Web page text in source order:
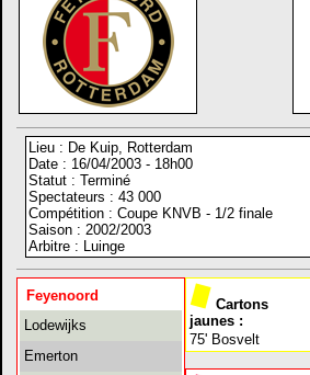
Lieu : De Kuip, Rotterdam
Date : 16/04/2003 - 18h00
Statut : Terminé
Spectateurs : 43 000
Compétition : Coupe KNVB - 1/2 finale
Saison : 2002/2003
Arbitre : Luinge
Feyenoord
Lodewijks
Emerton
Cartons
jaunes :
75' Bosvelt